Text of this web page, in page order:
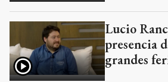
Lucio
presencia
grandes